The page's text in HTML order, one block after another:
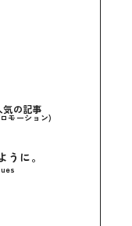
気の記事
モーション)
に。